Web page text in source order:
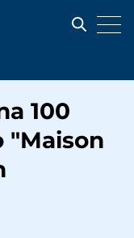
100
"Maison